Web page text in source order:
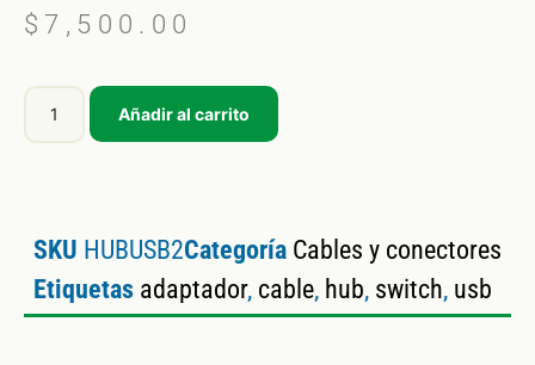
$ 7,500.00
Añadir al carrito
SKU HUBUSB2Categoría Cables y conectores
Etiquetas adaptador, cable, hub, switch, usb